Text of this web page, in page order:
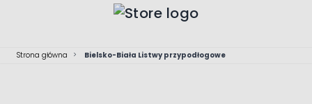
Strona główna > Bielsko-Biała Listwy przypodłogowe